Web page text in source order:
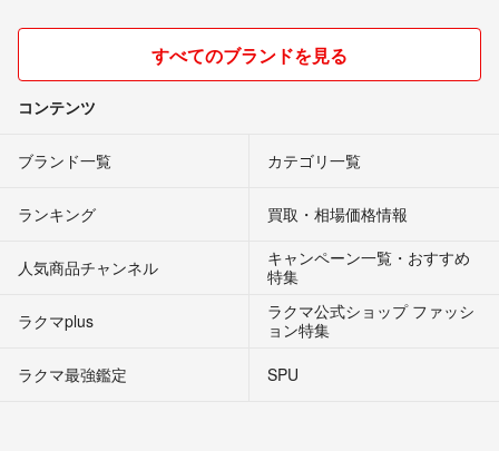
すべてのブランドを見る
コンテンツ
ブランド一覧 カテゴリ一覧
ランキング 買取・相場価格情報
人気商品チャンネル
キャンペーン一覧・おすすめ
特集
ラクマplus
ラクマ公式ショップ ファッシ
ョン特集
ラクマ最強鑑定
SPU